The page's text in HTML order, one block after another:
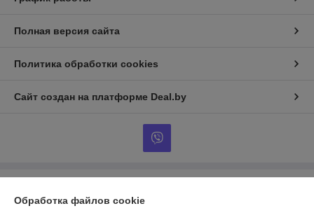
Полная версия сайта
Политика обработки cookies
Сайт создан на платформе Deal.by
Обработка файлов cookie